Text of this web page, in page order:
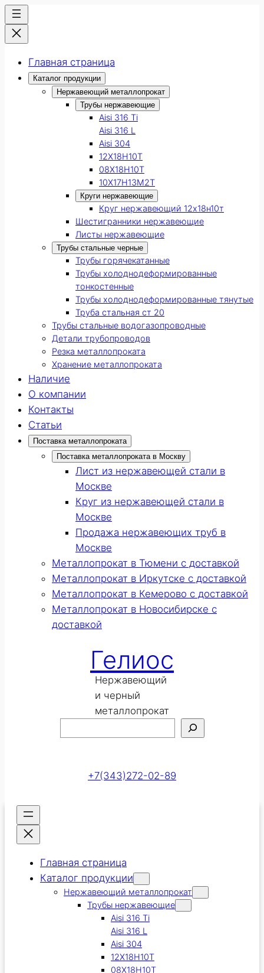
Главная страница
Каталог продукции
Нержавеющий металлопрокат
Трубы нержавеющие
Aisi 316 Ti
Aisi 316 L
Aisi 304
12Х18Н10Т
08Х18Н10Т
10Х17Н13М2Т
Круги нержавеющие
Круг нержавеющий 12х18н10т
Шестигранники нержавеющие
Листы нержавеющие
Трубы стальные черные
Трубы горячекатанные
Трубы холоднодеформированные
тонкостенные
Трубы холоднодеформированные тянутые
Труба стальная ст 20
Трубы стальные водогазопроводные
Детали трубопроводов
Резка металлопроката
Хранение металлопроката
Наличие
О компании
Контакты
Статьи
Поставка металлопроката
Поставка металлопроката в Москву
Лист из нержавеющей стали в
Москве
Круг из нержавеющей стали в
Москве
Продажа нержавеющих труб в
Москве
Металлопрокат в Тюмени с доставкой
Металлопрокат в Иркутске с доставкой
Металлопрокат в Кемерово с доставкой
Металлопрокат в Новосибирске с
доставкой
Гелиос
Нержавеющий
и черный
металлопрокат
+7(343)272-02-89
Главная страница
Каталог продукции
Нержавеющий металлопрокат
Трубы нержавеющие
Aisi 316 Ti
Aisi 316 L
Aisi 304
12Х18Н10Т
08Х18Н10Т